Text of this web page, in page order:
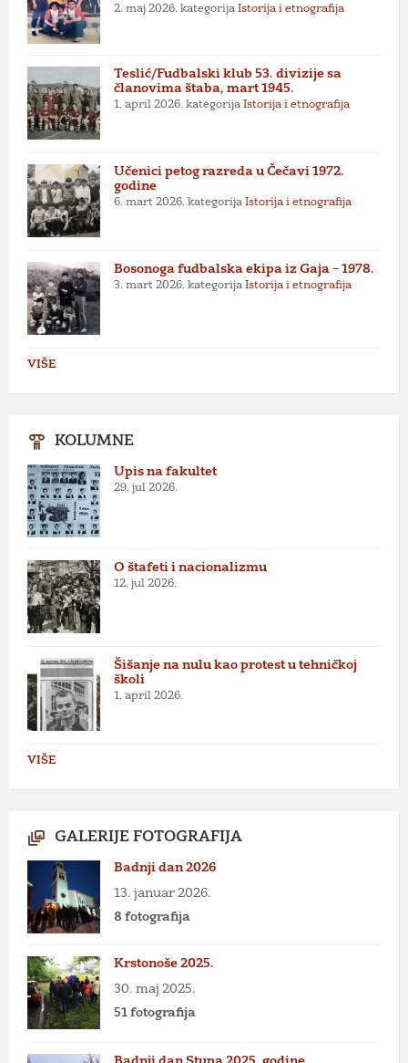
2. maj 2026. kategorija Istorija i etnografija
Teslić/Fudbalski klub 53. divizije sa
članovima štaba, mart 1945.
1. april 2026. kategorija Istorija i etnografija
Učenici petog razreda u Čečavi 1972.
godine
6. mart 2026. kategorija Istorija i etnografija
Bosonoga fudbalska ekipa iz Gaja – 1978.
3. mart 2026. kategorija Istorija i etnografija
VIŠE
KOLUMNE
Upis na fakultet
29. jul 2026.
O štafeti i nacionalizmu
12. jul 2026.
Šišanje na nulu kao protest u tehničkoj
školi
1. april 2026.
VIŠE
GALERIJE FOTOGRAFIJA
Badnji dan 2026
13. januar 2026.
8 fotografija
Krstonoše 2025.
30. maj 2025.
51 fotografija